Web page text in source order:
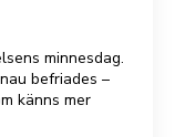
minnesdag.
befriades –
känns mer